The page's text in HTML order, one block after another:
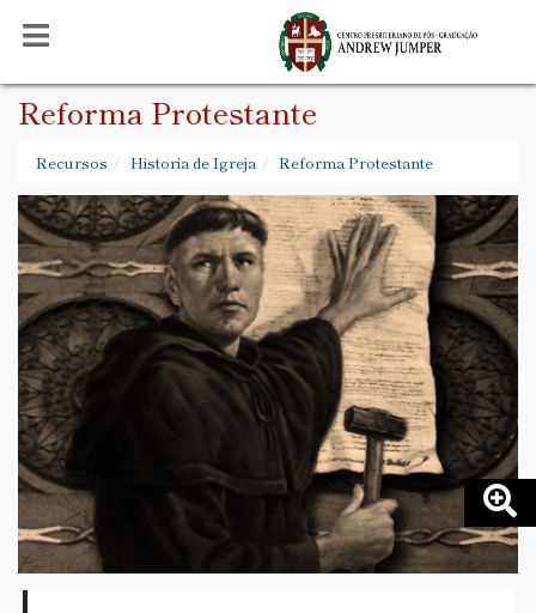
Reforma Protestante
Recursos Historia de Igreja Reforma Protestante